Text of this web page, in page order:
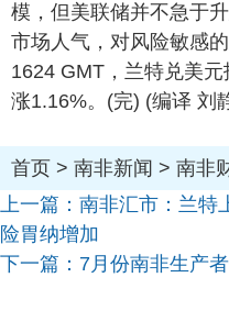
模，但美联储并不急于
市场人气，对风险敏感
1624 GMT，兰特兑美
涨1.16%。(完) (编译 刘
首页 > 南非新闻 > 南非
上一篇： 南非汇市：兰特
险胃纳增加
下一篇： 7月份南非生产